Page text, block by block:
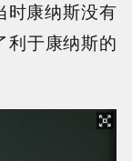
时康纳斯没有
利于康纳斯的